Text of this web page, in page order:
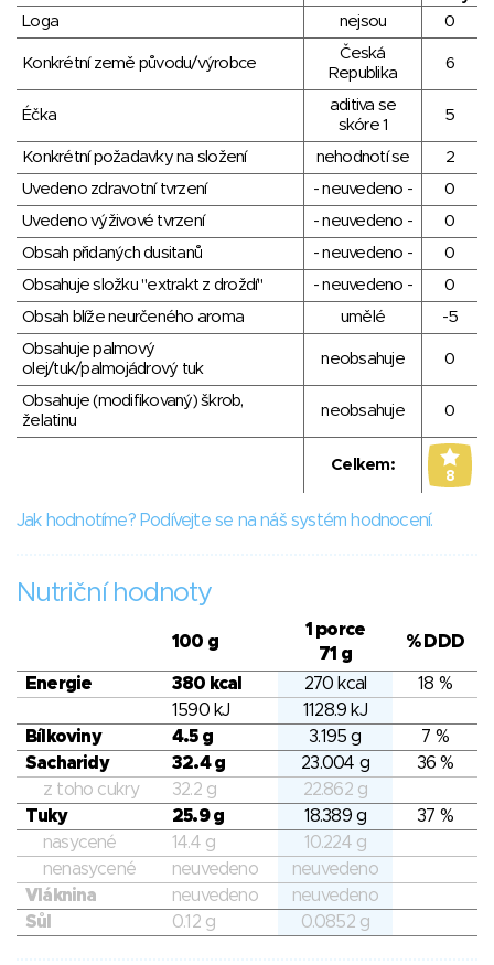
Loga
nejsou 0
Konkrétní země původu/výrobce
Česká
Republika
6
Éčka
aditiva se
skóre 1
5
Konkrétní požadavky na složení nehodnotí se
2
Uvedeno zdravotní tvrzení
- neuvedeno -
0
Uvedeno výživové tvrzení
- neuvedeno -
0
Obsah přidaných dusitanů
- neuvedeno -
0
Obsahuje složku "extrakt z droždí"
- neuvedeno -
0
Obsah blíže neurčeného aroma
umělé
-5
Obsahuje palmový
olej/tuk/palmojádrový tuk
neobsahuje 0
Obsahuje (modifikovaný) škrob,
želatinu
neobsahuje 0
Celkem:
8
Jak hodnotíme? Podívejte se na náš systém hodnocení.
Nutriční hodnoty
100 g
1 porce
71 g
% DDD
Energie 380 kcal 270 kcal
18 %
1590 kJ
1128.9 kJ
Bílkoviny
4.5 g 3.195 g
7 %
Sacharidy
32.4 g 23.004 g
36 %
z toho cukry
32.2 g
22.862 g
Tuky
25.9 g 18.389 g
37 %
nasycené
14.4 g
10.224 g
nenasycené
neuvedeno
neuvedeno
Vláknina
neuvedeno
neuvedeno
Sůl
0.12 g 0.0852 g